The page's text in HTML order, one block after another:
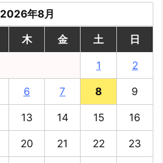
2026年8月
木 金 土 日
1 2
6 7 8 9
13 14 15 16
20 21 22 23